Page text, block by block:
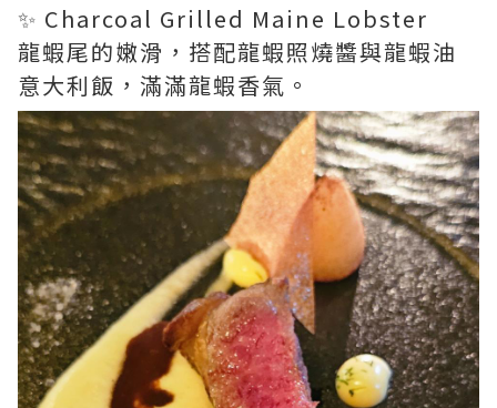
✨ Charcoal Grilled Maine Lobster
龍蝦尾的嫩滑，搭配龍蝦照燒醬與龍蝦油
意大利飯，滿滿龍蝦香氣。